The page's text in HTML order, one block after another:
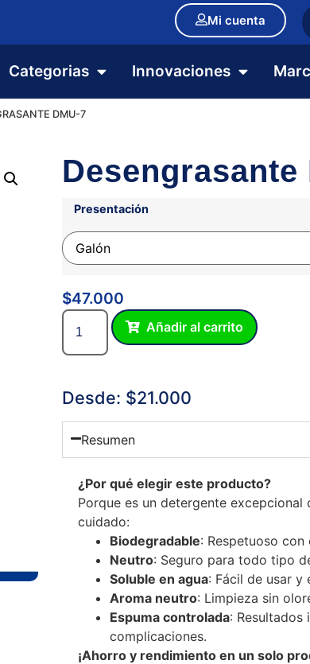
Mi cuenta
Categorias Innovaciones
DMU-7
Desengrasante
Presentación
$47.000
Añadir al carrito
Desde: $21.000
Resumen
¿Por qué elegir este producto?
Porque es un detergente
cuidado:
Biodegradable: Respetuoso
Neutro: Seguro para todo tipo
Soluble en agua: Fácil de usar y
Aroma neutro: Limpieza sin
Espuma controlada: Resultados
complicaciones.
¡Ahorro y rendimiento en un solo